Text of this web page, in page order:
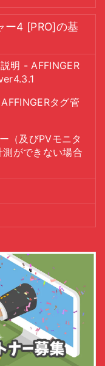
ー4 [PRO]の基
明 - AFFINGER
タグ管
（及びPVモニタ
ができない場合